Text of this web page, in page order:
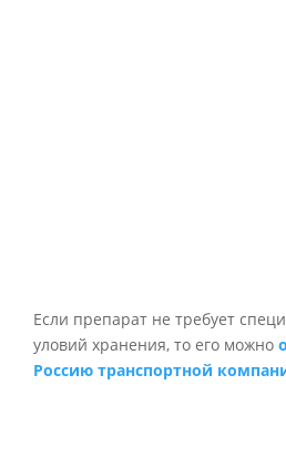
Если препарат не требует
уловий хранения, то его можно
Россию транспортной